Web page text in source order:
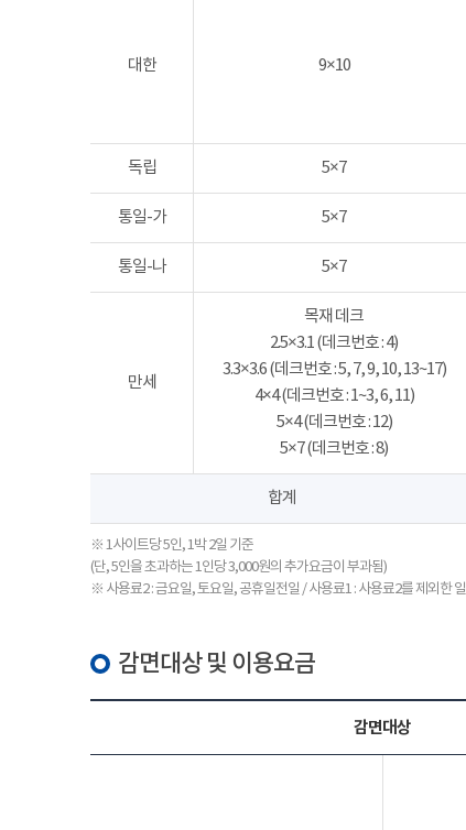
대한 9×10
독립 5×7
통일-가 5×7
통일-나 5×7
만세
목재 데크
2.5×3.1 (데크번호 : 4)
3.3×3.6 (데크번호 : 5, 7, 9, 10, 13~17)
4×4 (데크번호 : 1~3, 6, 11)
5×4 (데크번호 : 12)
5×7 (데크번호 : 8)
합계
※ 1사이트당 5인, 1박 2일 기준
(단, 5인을 초과하는 1인당 3,000원의 추가요금이 부과됨)
※ 사용료2 : 금요일, 토요일, 공휴일전일 / 사용료1 : 사용료2를 제외한 일
감면대상 및 이용요금
감면대상